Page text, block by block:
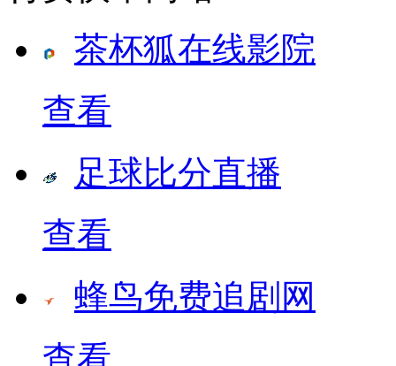
茶杯狐在线影院
查看
足球比分直播
查看
蜂鸟免费追剧网